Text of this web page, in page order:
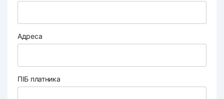
Адреса
ПІБ платника